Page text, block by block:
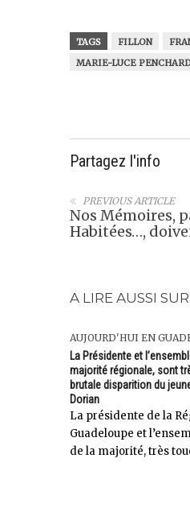
TAGS FILLON
MARIE-LUCE
Partagez l'info
PREVIOUS ARTICLE
Nos Mémoires,
Habitées…,
A LIRE AUSSI
AUJOURD'HUI EN
La Présidente et
majorité régionale, sont
brutale disparition du
Dorian
La présidente de la
Guadeloupe et
de la majorité, très